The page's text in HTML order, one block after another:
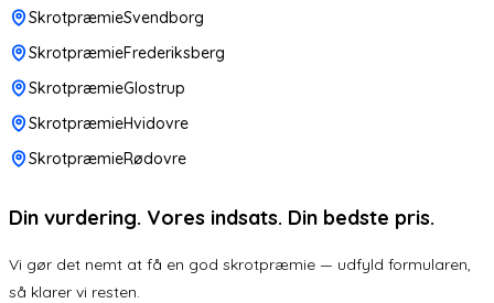
SkrotpræmieSvendborg
SkrotpræmieFrederiksberg
SkrotpræmieGlostrup
SkrotpræmieHvidovre
SkrotpræmieRødovre
Din vurdering. Vores indsats. Din bedste pris.
Vi gør det nemt at få en god skrotpræmie — udfyld formularen,
så klarer vi resten.